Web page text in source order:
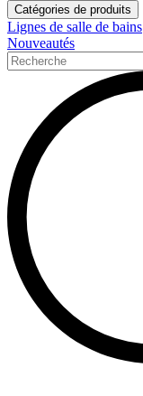
Catégories de produits
Lignes de salle de bains
Nouveautés